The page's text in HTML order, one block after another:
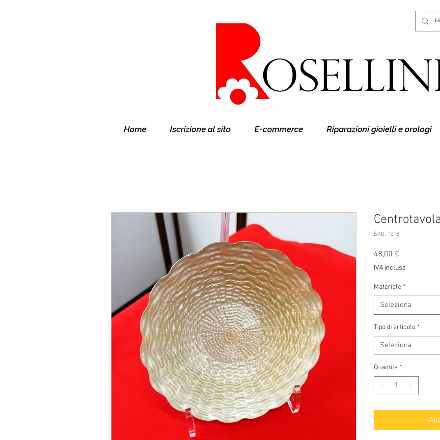
Gioielleria Rosellini
Rosellini online
Home Iscrizione al sito E-commerce Riparazioni gioielli e orologi
SKU: 1018
48,00 €
IVA inclusa
Materiale *
Seleziona
Tipo di articolo *
Seleziona
Quantità *